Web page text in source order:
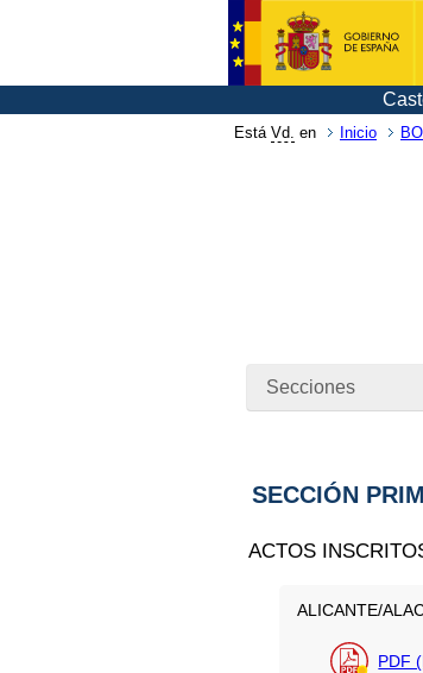
Está Vd. en Inicio
Secciones
SECCIÓN
ACTOS
ALICANTE/
PDF